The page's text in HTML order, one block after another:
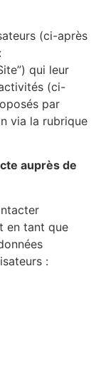
(ci-après
qui leur
(ci-
par
via la rubrique
auprès de
en tant que
: